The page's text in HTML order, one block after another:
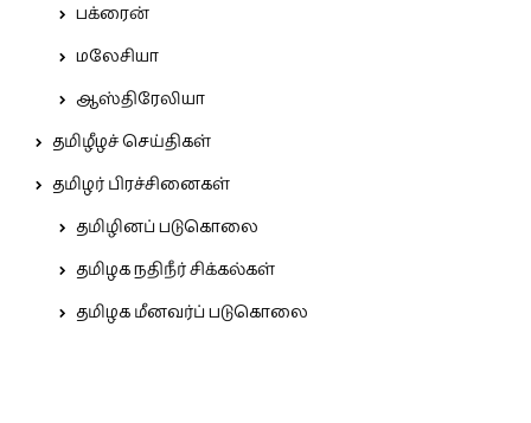
பக்ரைன்
மலேசியா
ஆஸ்திரேலியா
தமிழீழச் செய்திகள்
தமிழர் பிரச்சினைகள்
தமிழினப் படுகொலை
தமிழக நதிநீர் சிக்கல்கள்
தமிழக மீனவர்ப் படுகொலை